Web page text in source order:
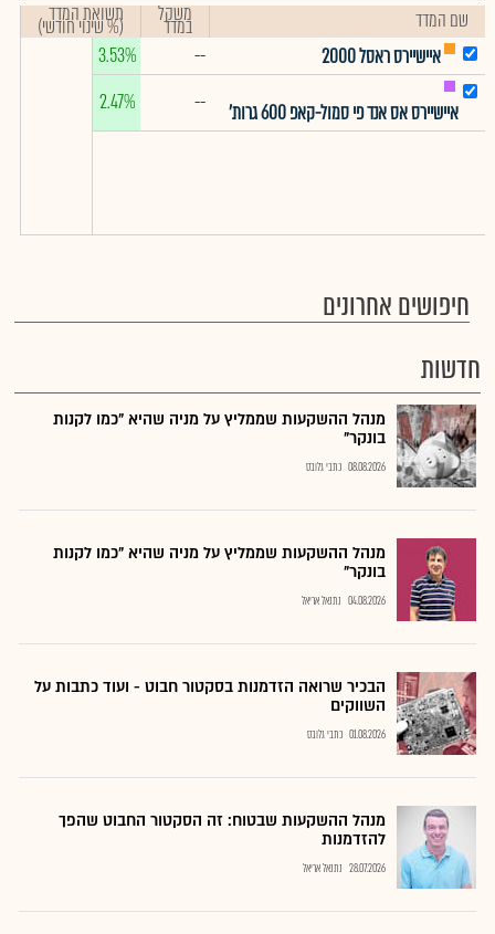
שם המדד משקל
במדד תשואת המדד
(% שינוי חודשי)
איישיירס ראסל 2000
--
3.53%
איישיירס אס אנד פי סמול-קאפ 600 גרות' --
2.47%
חיפושים אחרונים
חדשות
מנהל ההשקעות שממליץ על מניה שהיא "כמו לקנות
בונקר"
08.08.2026 כתבי גלובס
מנהל ההשקעות שממליץ על מניה שהיא "כמו לקנות
בונקר"
04.08.2026 נתנאל אריאל
הבכיר שרואה הזדמנות בסקטור חבוט - ועוד כתבות על
השווקים
01.08.2026 כתבי גלובס
מנהל ההשקעות שבטוח: זה הסקטור החבוט שהפך
להזדמנות
28.07.2026 נתנאל אריאל